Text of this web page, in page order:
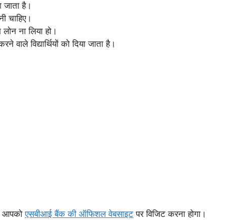
जाता है।
चाहिए।
ना लिया हो।
वाले विद्यार्थियों को दिया जाता है।
आपकोएसबीआई बैंक की ऑफिशल वेबसाइट पर विजिट करना होगा।